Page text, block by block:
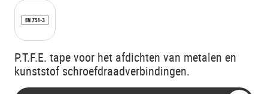
Klik voor toelichting
P.T.F.E. tape voor het afdichten van metalen en
kunststof schroefdraadverbindingen.